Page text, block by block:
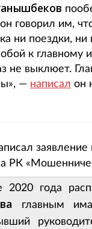
говорил им,
ни поездки,
к главному
не выклюет.
— написал он
РК
2020 года
главным